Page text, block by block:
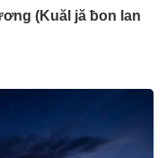
(Kuăl jă ƀon lan